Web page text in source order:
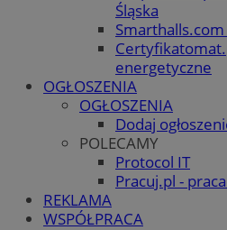
Śląska
energetyczne
OGŁOSZENIA
OGŁOSZENIA
Dodaj
POLECAMY
Protocol IT
Pracuj.pl -
REKLAMA
WSPÓŁPRACA